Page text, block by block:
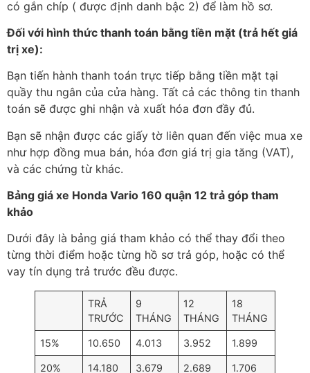
có gắn chíp ( được định danh bậc 2) để làm hồ sơ.
Đối với hình thức thanh toán bằng tiền mặt (trả hết giá
trị xe):
Bạn tiến hành thanh toán trực tiếp bằng tiền mặt tại
quầy thu ngân của cửa hàng. Tất cả các thông tin thanh
toán sẽ được ghi nhận và xuất hóa đơn đầy đủ.
Bạn sẽ nhận được các giấy tờ liên quan đến việc mua xe
như hợp đồng mua bán, hóa đơn giá trị gia tăng (VAT),
và các chứng từ khác.
Bảng giá xe Honda Vario 160 quận 12 trả góp tham
khảo
Dưới đây là bảng giá tham khảo có thể thay đổi theo
từng thời điểm hoặc từng hồ sơ trả góp, hoặc có thể
vay tín dụng trả trước đều được.
TRẢ
TRƯỚC
9
THÁNG
12
THÁNG
18
THÁNG
15% 10.650 4.013 3.952 1.899
20% 14.180 3.679 2.689 1.706